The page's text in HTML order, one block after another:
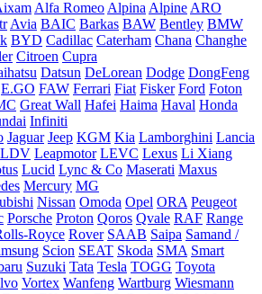
Alfa Romeo Alpina Alpine ARO
Avia BAIC Barkas BAW Bentley BMW
BYD Cadillac Caterham Chana Changhe
Citroen Cupra
Datsun DeLorean Dodge DongFeng
E.GO FAW Ferrari Fiat Fisker Ford Foton
Great Wall Hafei Haima Haval Honda
Infiniti
Jaguar Jeep KGM Kia Lamborghini Lancia
LDV Leapmotor LEVC Lexus Li Xiang
Lucid Lync & Co Maserati Maxus
Mercury MG
Nissan Omoda Opel ORA Peugeot
Porsche Proton Qoros Qvale RAF Range
Royce Rover SAAB Saipa Samand /
Scion SEAT Skoda SMA Smart
Suzuki Tata Tesla TOGG Toyota
Vortex Wanfeng Wartburg Wiesmann